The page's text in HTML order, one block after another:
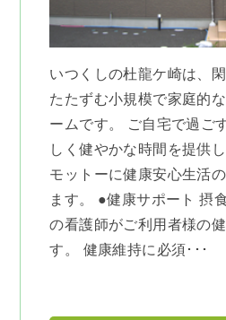
いつくしの杜龍ケ崎は、
たたずむ小規模で家庭的
ームです。 ご自宅で過ご
しく健やかな時間を提供
モットーに健康安心生活
ます。 ●健康サポート 摂
の看護師がご利用者様の
す。 健康維持に必須･･･